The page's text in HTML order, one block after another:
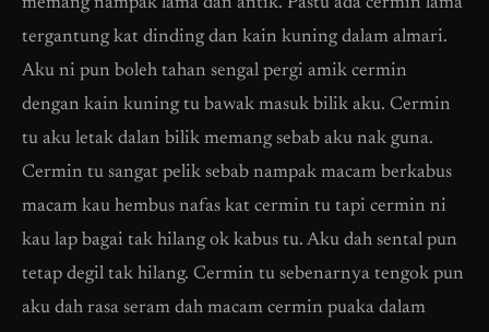
memang nampak lama dan antik. Pastu ada cermin lama
tergantung kat dinding dan kain kuning dalam almari.
Aku ni pun boleh tahan sengal pergi amik cermin
dengan kain kuning tu bawak masuk bilik aku. Cermin
tu aku letak dalan bilik memang sebab aku nak guna.
Cermin tu sangat pelik sebab nampak macam berkabus
macam kau hembus nafas kat cermin tu tapi cermin ni
kau lap bagai tak hilang ok kabus tu. Aku dah sental pun
tetap degil tak hilang. Cermin tu sebenarnya tengok pun
aku dah rasa seram dah macam cermin puaka dalam